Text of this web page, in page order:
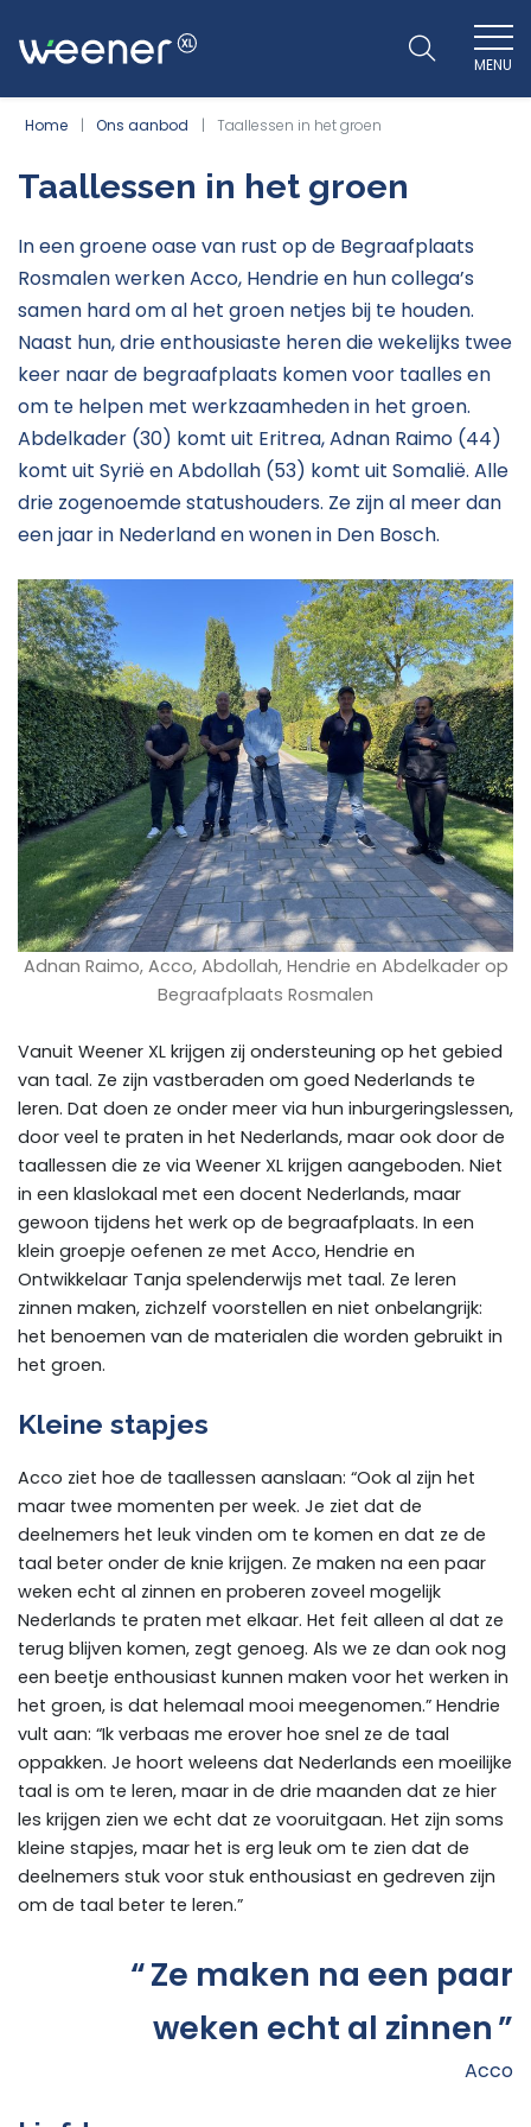
WEENER XL
MENU
Home Ons aanbod Taallessen in het groen
Taallessen in het groen
In een groene oase van rust op de Begraafplaats
Rosmalen werken Acco, Hendrie en hun collega’s
samen hard om al het groen netjes bij te houden.
Naast hun, drie enthousiaste heren die wekelijks twee
keer naar de begraafplaats komen voor taalles en
om te helpen met werkzaamheden in het groen.
Abdelkader (30) komt uit Eritrea, Adnan Raimo (44)
komt uit Syrië en Abdollah (53) komt uit Somalië. Alle
drie zogenoemde statushouders. Ze zijn al meer dan
een jaar in Nederland en wonen in Den Bosch.
Adnan Raimo, Acco, Abdollah, Hendrie en Abdelkader op
Begraafplaats Rosmalen
Vanuit Weener XL krijgen zij ondersteuning op het gebied
van taal. Ze zijn vastberaden om goed Nederlands te
leren. Dat doen ze onder meer via hun inburgeringslessen,
door veel te praten in het Nederlands, maar ook door de
taallessen die ze via Weener XL krijgen aangeboden. Niet
in een klaslokaal met een docent Nederlands, maar
gewoon tijdens het werk op de begraafplaats. In een
klein groepje oefenen ze met Acco, Hendrie en
Ontwikkelaar Tanja spelenderwijs met taal. Ze leren
zinnen maken, zichzelf voorstellen en niet onbelangrijk:
het benoemen van de materialen die worden gebruikt in
het groen.
Kleine stapjes
Acco ziet hoe de taallessen aanslaan: “Ook al zijn het
maar twee momenten per week. Je ziet dat de
deelnemers het leuk vinden om te komen en dat ze de
taal beter onder de knie krijgen. Ze maken na een paar
weken echt al zinnen en proberen zoveel mogelijk
Nederlands te praten met elkaar. Het feit alleen al dat ze
terug blijven komen, zegt genoeg. Als we ze dan ook nog
een beetje enthousiast kunnen maken voor het werken in
het groen, is dat helemaal mooi meegenomen.” Hendrie
vult aan: “Ik verbaas me erover hoe snel ze de taal
oppakken. Je hoort weleens dat Nederlands een moeilijke
taal is om te leren, maar in de drie maanden dat ze hier
les krijgen zien we echt dat ze vooruitgaan. Het zijn soms
kleine stapjes, maar het is erg leuk om te zien dat de
deelnemers stuk voor stuk enthousiast en gedreven zijn
om de taal beter te leren.”
Ze maken na een paar
weken echt al zinnen
Acco